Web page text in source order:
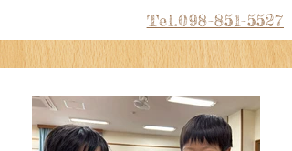
Tel.098-851-5527